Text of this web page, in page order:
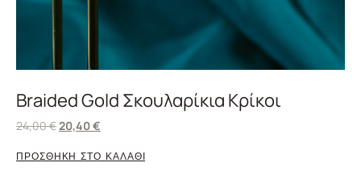
Braided Gold Σκουλαρίκια Κρίκοι
24,00€20,40€
ΠΡΟΣΘΗΚΗ ΣΤΟ ΚΑΛΑΘΙ